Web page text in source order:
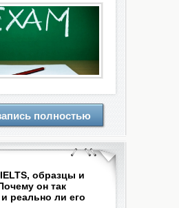
полностью
образцы и
он так
реально ли его